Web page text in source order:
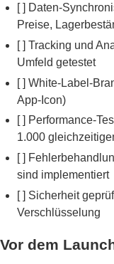
[ ] Daten-
Preise,
[ ] Tracking und
Umfeld getestet
[ ] White-Label-
App-Icon)
[ ] Performance-
1.000
[ ]
sind implementiert
[ ] Sicherheit
Verschlüsselung
Vor dem